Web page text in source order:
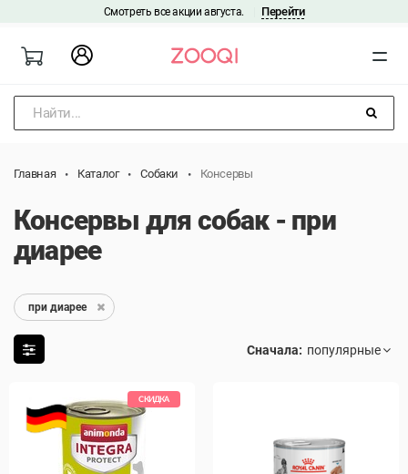
Смотреть все акции августа. Перейти
Найти...
Главная Каталог Собаки Консервы
Консервы для собак - при
диарее
при диарее
Сначала:
СКИДКА